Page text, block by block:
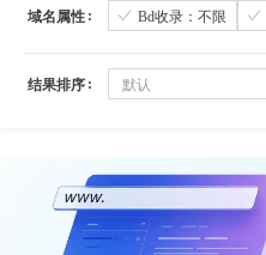
域名属性 Bd收录：不限
结果排序 默认